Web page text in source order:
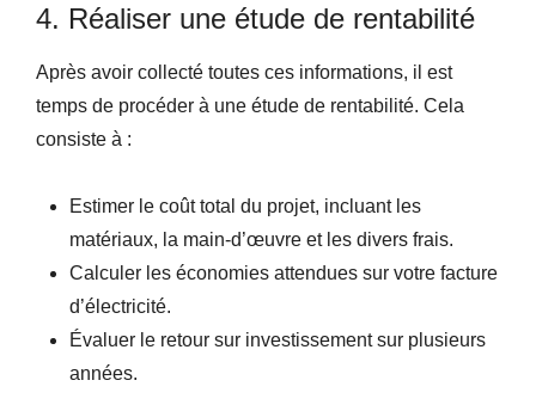
4. Réaliser une étude de rentabilité
Après avoir collecté toutes ces informations, il est
temps de procéder à une étude de rentabilité. Cela
consiste à :
Estimer le coût total du projet, incluant les
matériaux, la main-d’œuvre et les divers frais.
Calculer les économies attendues sur votre facture
d’électricité.
Évaluer le retour sur investissement sur plusieurs
années.